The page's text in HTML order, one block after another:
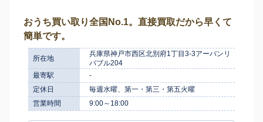
おうち買い取り全国No.1。直接買取だから早くて
簡単です。
所在地
兵庫県神戸市西区北別府1丁目3-3アーバンリ
バブル204
最寄駅
-
定休日
毎週水曜、第一・第三・第五火曜
営業時間
9:00～18:00